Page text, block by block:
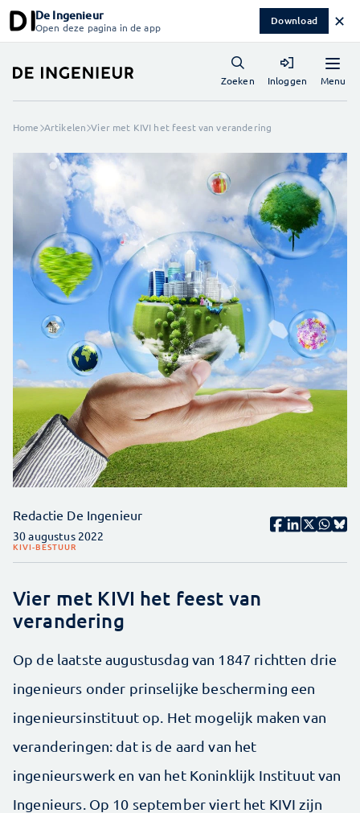
De Ingenieur
Open deze pagina in de app Download ✕
Menu
Zoeken Inloggen
Home Artikelen Vier met KIVI het feest van verandering
Redactie De Ingenieur
30 augustus 2022
KIVI-BESTUUR
Vier met KIVI het feest van
verandering
Op de laatste augustusdag van 1847 richtten drie
ingenieurs onder prinselijke bescherming een
ingenieursinstituut op. Het mogelijk maken van
veranderingen: dat is de aard van het
ingenieurswerk en van het Koninklijk Instituut van
Ingenieurs. Op 10 september viert het KIVI zijn